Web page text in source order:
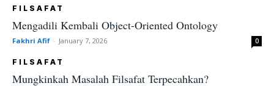
FILSAFAT
Mengadili Kembali Object-Oriented Ontology
Fakhri Afif - January 7, 2026 0
FILSAFAT
Mungkinkah Masalah Filsafat Terpecahkan?